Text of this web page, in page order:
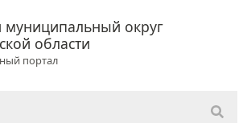
муниципальный округ
области
портал